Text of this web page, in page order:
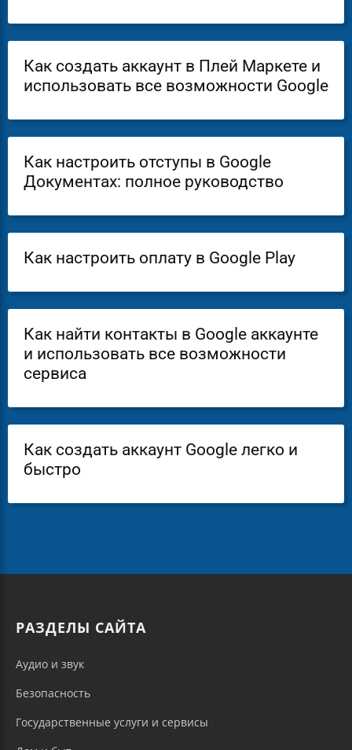
Как создать аккаунт в Плей Маркете и
использовать все возможности Google
Как настроить отступы в Google
Документах: полное руководство
Как настроить оплату в Google Play
Как найти контакты в Google аккаунте
и использовать все возможности
сервиса
Как создать аккаунт Google легко и
быстро
РАЗДЕЛЫ САЙТА
Аудио и звук
Безопасность
Государственные услуги и сервисы